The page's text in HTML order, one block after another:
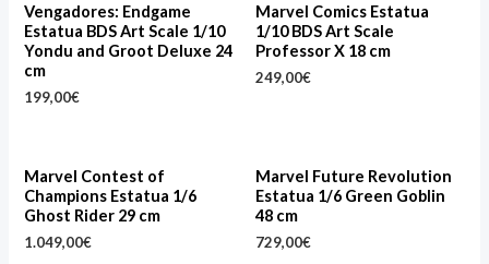
Vengadores: Endgame
Estatua BDS Art Scale 1/10
Yondu and Groot Deluxe 24
cm
199,00€
Marvel Comics Estatua
1/10 BDS Art Scale
Professor X 18 cm
249,00€
Marvel Contest of
Champions Estatua 1/6
Ghost Rider 29 cm
1.049,00€
Marvel Future Revolution
Estatua 1/6 Green Goblin
48 cm
729,00€